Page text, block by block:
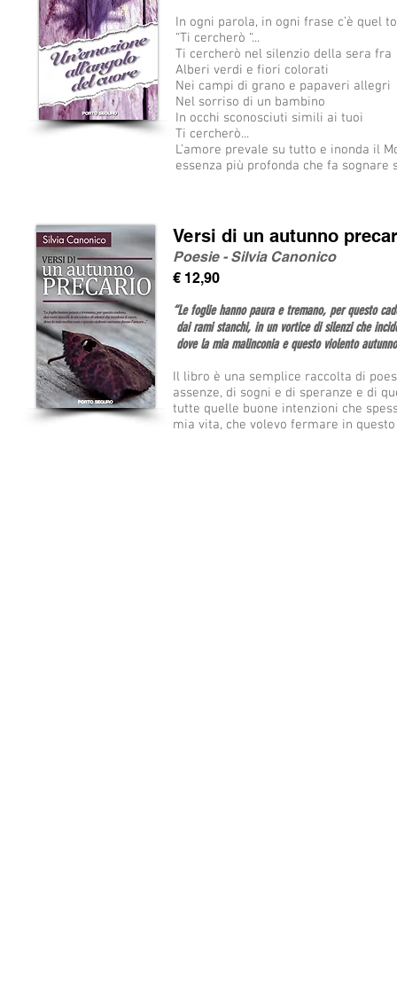
Versi di un autunno
Poesie - Silvia Canonico
“Le foglie hanno paura e tremano, per questo
dai rami stanchi, in un vortice di silenzi che
dove la mia malinconia e questo violento
Il libro è una semplice raccolta di
assenze, di sogni e di speranze e di
tutte quelle buone intenzioni che
mia vita, che volevo fermare in
€ 12,90
In ogni parola, in ogni frase c’è quel
“Ti cercherò “...
Ti cercherò nel silenzio della sera fra
Alberi verdi e fiori colorati
Nei campi di grano e papaveri allegri
Nel sorriso di un bambino
In occhi sconosciuti simili ai tuoi
Ti cercherò...
L’amore prevale su tutto e inonda il
essenza più profonda che fa